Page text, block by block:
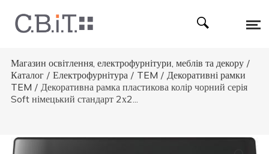
Магазин освітлення, електрофурнітури, меблів та декору /
Каталог / Електрофурнітура / TEM / Декоративні рамки
TEM / Декоративна рамка пластикова колір чорний серія
Soft німецький стандарт 2х2...